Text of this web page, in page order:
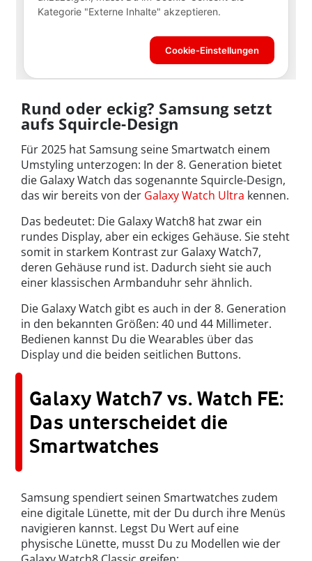
Rund oder eckig? Samsung setzt
aufs Squircle-Design
Für 2025 hat Samsung seine Smartwatch einem
Umstyling unterzogen: In der 8. Generation bietet
die Galaxy Watch das sogenannte Squircle-Design,
das wir bereits von der Galaxy Watch Ultra kennen.
Das bedeutet: Die Galaxy Watch8 hat zwar ein
rundes Display, aber ein eckiges Gehäuse. Sie steht
somit in starkem Kontrast zur Galaxy Watch7,
deren Gehäuse rund ist. Dadurch sieht sie auch
einer klassischen Armbanduhr sehr ähnlich.
Die Galaxy Watch gibt es auch in der 8. Generation
in den bekannten Größen: 40 und 44 Millimeter.
Bedienen kannst Du die Wearables über das
Display und die beiden seitlichen Buttons.
Galaxy Watch7 vs. Watch FE:
Das unterscheidet die
Smartwatches
Samsung spendiert seinen Smartwatches zudem
eine digitale Lünette, mit der Du durch ihre Menüs
navigieren kannst. Legst Du Wert auf eine
physische Lünette, musst Du zu Modellen wie der